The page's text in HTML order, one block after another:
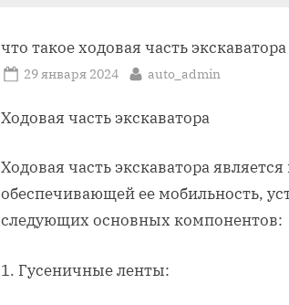
что такое ходовая часть экскаватора
Posted
29 января 2024 By
auto_admin
Ходовая часть экскаватора
Ходовая часть экскаватора
обеспечивающей ее мобильность,
следующих основных компонентов:
1. Гусеничные ленты: